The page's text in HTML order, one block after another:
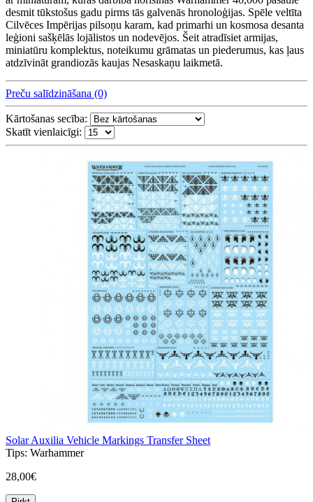
desmit tūkstošus gadu pirms tās galvenās hronoloģijas. Spēle veltīta
Cilvēces Impērijas pilsoņu karam, kad primarhi un kosmosa desanta
leģioni sašķēlās lojālistos un nodevējos. Šeit atradīsiet armijas,
miniatūru komplektus, noteikumu grāmatas un piederumus, kas ļaus
atdzīvināt grandiozās kaujas Nesaskaņu laikmetā.
Preču salīdzināšana (0)
Kārtošanas secība:
Skatīt vienlaicīgi:
Solar Auxilia Vehicle Markings Transfer Sheet
Tips: Warhammer
28,00€